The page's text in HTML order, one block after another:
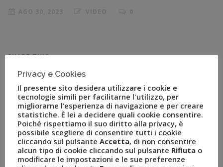
SHARE THIS
Facebook
Google Plus Pinterest Tumblr
Previous Post Next Post
Privacy e Cookies
Il presente sito desidera utilizzare i cookie e
tecnologie simili per facilitarne l'utilizzo, per
migliorarne l’esperienza di navigazione e per creare
statistiche. È lei a decidere quali cookie consentire.
Poiché rispettiamo il suo diritto alla privacy, è
possibile scegliere di consentire tutti i cookie
cliccando sul pulsante Accetta, di non consentire
alcun tipo di cookie cliccando sul pulsante Rifiuta o
modificare le impostazioni e le sue preferenze